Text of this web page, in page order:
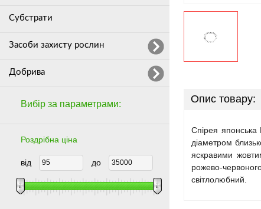
Субстрати
Засоби захисту рослин
Добрива
Вибір за параметрами:
Роздрібна ціна
від до
Опис товару:
Спірея
діаметром
яскравими
рожево-
світлолюбний.